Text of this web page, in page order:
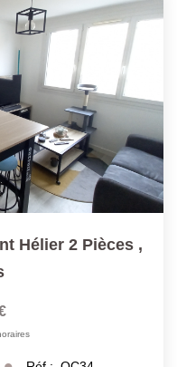
Hélier 2 Pièces ,